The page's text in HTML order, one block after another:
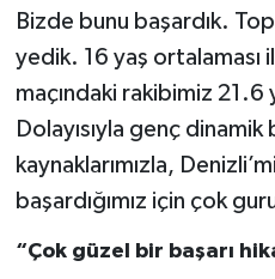
Bizde bunu başardık.
yedik. 16 yaş ortalaması
maçındaki rakibimiz 21.6
Dolayısıyla genç
kaynaklarımızla,
başardığımız için çok
“Çok güzel bir başarı